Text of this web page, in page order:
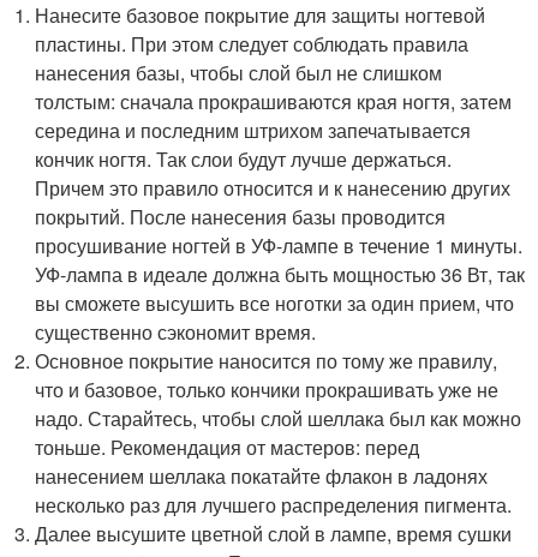
Нанесите базовое покрытие для защиты ногтевой
пластины. При этом следует соблюдать правила
нанесения базы, чтобы слой был не слишком
толстым: сначала прокрашиваются края ногтя, затем
середина и последним штрихом запечатывается
кончик ногтя. Так слои будут лучше держаться.
Причем это правило относится и к нанесению других
покрытий. После нанесения базы проводится
просушивание ногтей в УФ-лампе в течение 1 минуты.
УФ-лампа в идеале должна быть мощностью 36 Вт, так
вы сможете высушить все ноготки за один прием, что
существенно сэкономит время.
Основное покрытие наносится по тому же правилу,
что и базовое, только кончики прокрашивать уже не
надо. Старайтесь, чтобы слой шеллака был как можно
тоньше. Рекомендация от мастеров: перед
нанесением шеллака покатайте флакон в ладонях
несколько раз для лучшего распределения пигмента.
Далее высушите цветной слой в лампе, время сушки